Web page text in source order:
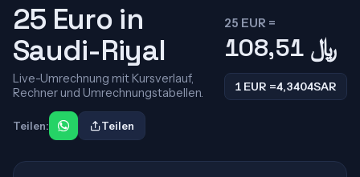
25 Euro in
Saudi-Riyal
Live-Umrechnung mit Kursverlauf,
Rechner und Umrechnungstabellen.
25 EUR =
108,51 ﷼
1 EUR =4,3404SAR
Teilen: Teilen